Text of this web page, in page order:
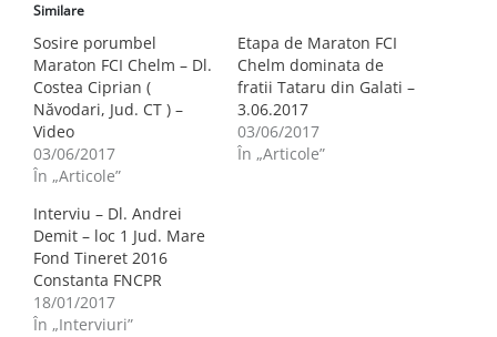
Similare
Sosire porumbel
Maraton FCI Chelm – Dl.
Costea Ciprian (
Năvodari, Jud. CT ) –
Video
03/06/2017
În „Articole”
Etapa de Maraton FCI
Chelm dominata de
fratii Tataru din Galati –
3.06.2017
03/06/2017
În „Articole”
Interviu – Dl. Andrei
Demit – loc 1 Jud. Mare
Fond Tineret 2016
Constanta FNCPR
18/01/2017
În „Interviuri”